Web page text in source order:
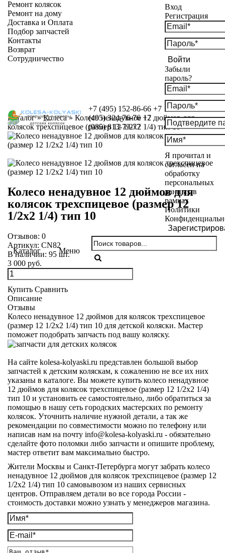
+7 (495) 152-86-66 +7
(495) 324-76-76 +7
(985) 813-79-77
Вход
Регистрация
Войти
Забыли
пароль?
Я прочитал и
согласен на
обработку
персональных
данных в
рамках
Политики
Каталог Меню
Ремонт колясок
Ремонт на дому
Доставка и Оплата
Подбор запчастей
Контакты
Возврат
Сотрудничество
Каталог»Колеса»Колесо ненадувное 12 дюймов для
колясок трехспицевое (размер 12 1/2х2 1/4) тип 10
Колесо ненадувное 12 дюймов для
колясок трехспицевое (размер 12
1/2х2 1/4) тип 10
Отзывов: 0
Артикул: CN82
В наличии: 95 шт.
3 000 руб.
Купить Сравнить
Описание
Отзывы
Колесо ненадувное 12 дюймов для колясок трехспицевое
(размер 12 1/2х2 1/4) тип 10 для детской коляски. Мастер
поможет подобрать запчасть под вашу коляску.
На сайте kolesa-kolyaski.ru представлен большой выбор
запчастей к детским коляскам, к сожалению не все их них
указаны в каталоге. Вы можете купить колесо ненадувное
12 дюймов для колясок трехспицевое (размер 12 1/2х2 1/4)
тип 10 и установить ее самостоятельно, либо обратиться за
помощью в нашу сеть городских мастерских по ремонту
колясок. Уточнить наличие нужной детали, а так же
рекомендации по совместимости можно по телефону или
написав нам на почту info@kolesa-kolyaski.ru - обязательно
сделайте фото поломки либо запчасти и опишите проблему,
мастер ответит вам максимально быстро.
Жители Москвы и Санкт-Петербурга могут забрать колесо
ненадувное 12 дюймов для колясок трехспицевое (размер 12
1/2х2 1/4) тип 10 самовывозом из наших сервисных
центров. Отправляем детали во все города России -
стоимость доставки можно узнать у менеджеров магазина.